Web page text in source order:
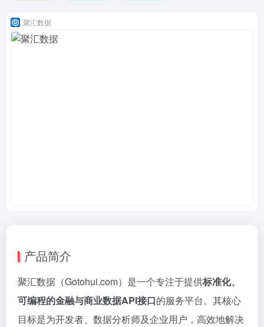
聚汇数据
产品简介
聚汇数据（Gotohui.com）是一个专注于提供标准化、
可编程的金融与商业数据API接口的服务平台。其核心
目标是为开发者、数据分析师及企业用户，高效地解决